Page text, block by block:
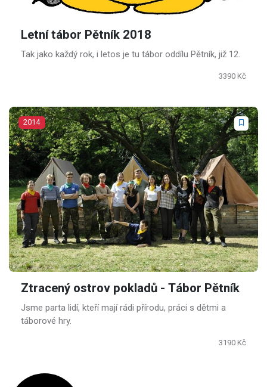
Letní tábor Pětník 2018
Tak jako každý rok, i letos je tu tábor oddílu Pětník, již 12.
3390 Kč
2014
Ztracený ostrov pokladů - Tábor Pětník
Jsme parta lidí, kteří mají rádi přírodu, práci s dětmi a
táborové hry.
3190 Kč